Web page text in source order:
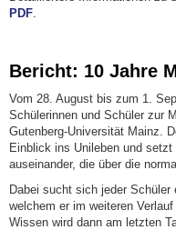
PDF
Bericht: 10 Jahre
Vom 28. August bis zum 1.
Schülerinnen und Schüler zur
Gutenberg-Universität Mainz.
Einblick ins Unileben und
auseinander, die über die
Dabei sucht sich jeder
welchem er im weiteren
Wissen wird dann am letzten